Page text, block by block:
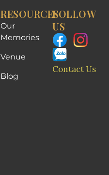
RESOURCES
Our
Memories
Venue
Blog
FOLLOW
US
Contact Us